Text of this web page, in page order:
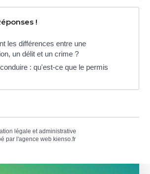
!
les différences entre une
un délit et un crime ?
: qu'est-ce que le permis
légale et administrative
par l'agence web kienso.fr